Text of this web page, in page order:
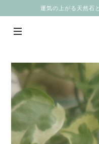
運気の上がる天然石